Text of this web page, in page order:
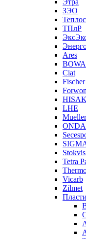
Этра
ЗЭО
ТПлР
Ares
BOWA
Ciat
Fischer
Forwon
LHE
ONDA
Stokvis
Tetra
Vicarb
Zilmet